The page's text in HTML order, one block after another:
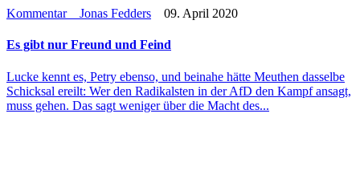
Kommentar Jonas Fedders 09. April 2020
Es gibt nur Freund und Feind
Lucke kennt es, Petry ebenso, und beinahe hätte Meuthen das­selbe
Schick­sal ereilt: Wer den Radi­kals­ten in der AfD den Kampf ansagt,
muss gehen. Das sagt weniger über die Macht des...